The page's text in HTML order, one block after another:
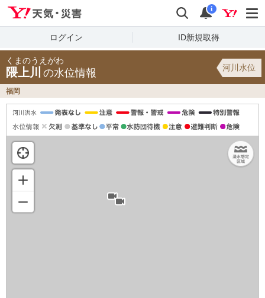
検索 通知
i
ログイン ID新規取得
くまのうえがわ
隈上川 の水位情報 河川水位
福岡